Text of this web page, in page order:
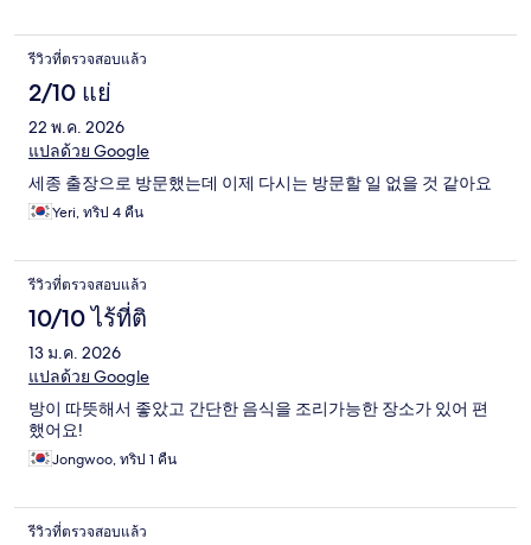
รีวิวที่ตรวจสอบแล้ว
2/10 แย่
22 พ.ค. 2026
แปลด้วย Google
세종 출장으로 방문했는데 이제 다시는 방문할 일 없을 것 같아요
Yeri, ทริป 4 คืน
รีวิวที่ตรวจสอบแล้ว
10/10 ไร้ที่ติ
13 ม.ค. 2026
แปลด้วย Google
방이 따뜻해서 좋았고 간단한 음식을 조리가능한 장소가 있어 편
했어요!
Jongwoo, ทริป 1 คืน
รีวิวที่ตรวจสอบแล้ว